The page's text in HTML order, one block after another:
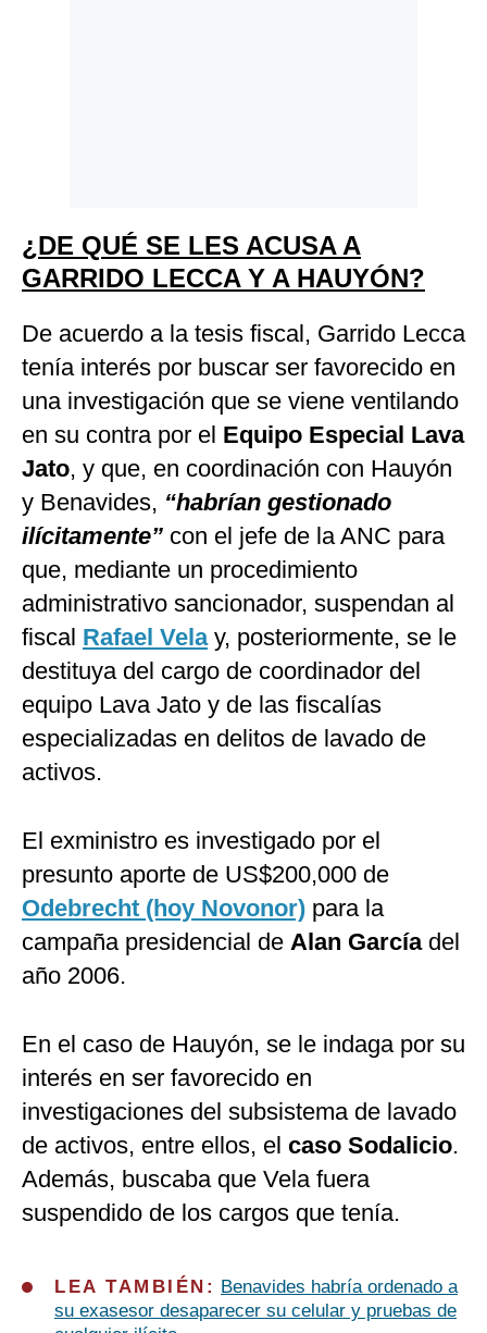
¿DE QUÉ SE LES ACUSA A
GARRIDO LECCA Y A HAUYÓN?
De acuerdo a la tesis fiscal, Garrido Lecca
tenía interés por buscar ser favorecido en
una investigación que se viene ventilando
en su contra por el Equipo Especial Lava
Jato, y que, en coordinación con Hauyón
y Benavides, “habrían gestionado
ilícitamente” con el jefe de la ANC para
que, mediante un procedimiento
administrativo sancionador, suspendan al
fiscal Rafael Velay, posteriormente, se le
destituya del cargo de coordinador del
equipo Lava Jato y de las fiscalías
especializadas en delitos de lavado de
activos.
El exministro es investigado por el
presunto aporte de US$200,000 de
Odebrecht (hoy Novonor) para la
campaña presidencial de Alan García del
año 2006.
En el caso de Hauyón, se le indaga por su
interés en ser favorecido en
investigaciones del subsistema de lavado
de activos, entre ellos, el caso Sodalicio.
Además, buscaba que Vela fuera
suspendido de los cargos que tenía.
LEA TAMBIÉN:
Benavides habría ordenado a
su exasesor desaparecer su celular y pruebas de